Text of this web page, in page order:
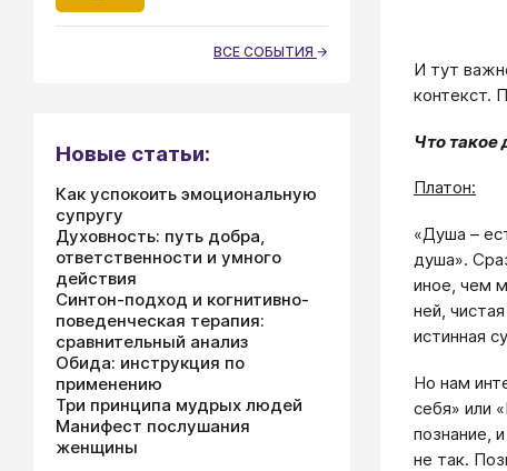
И тут
контекст.
Что такое
Платон:
«Душа –
душа».
иное, чем
ней,
истинная
Но нам
себя» или
познание,
не так.
ВСЕ СОБЫТИЯ
Новые статьи:
Как успокоить эмоциональную
супругу
Духовность: путь добра,
ответственности и умного
действия
Синтон-подход и когнитивно-
поведенческая терапия:
сравнительный анализ
Обида: инструкция по
применению
Три принципа мудрых людей
Манифест послушания
женщины